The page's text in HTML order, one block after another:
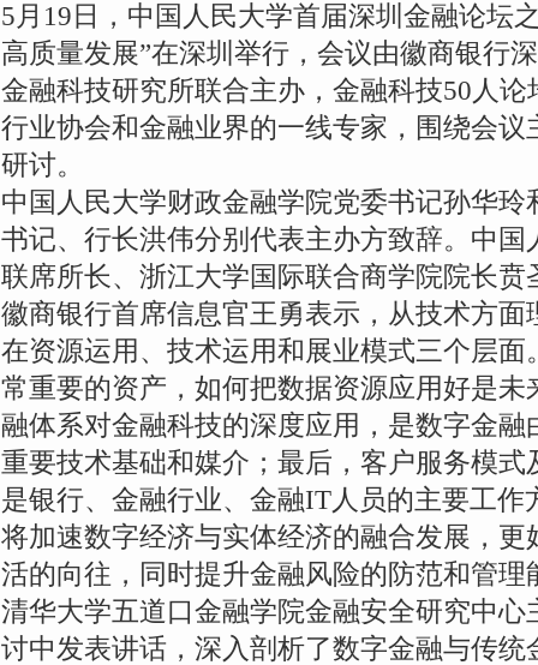
5月19日，中国人民大学首届深圳金融论坛
高质量发展”在深圳举行，会议由徽商银行
金融科技研究所联合主办，金融科技50人
行业协会和金融业界的一线专家，围绕会
研讨。
中国人民大学财政金融学院党委书记孙华
书记、行长洪伟分别代表主办方致辞。中
联席所长、浙江大学国际联合商学院院长贲
徽商银行首席信息官王勇表示，从技术方
在资源运用、技术运用和展业模式三个层
常重要的资产，如何把数据资源应用好是
融体系对金融科技的深度应用，是数字金
重要技术基础和媒介；最后，客户服务模
是银行、金融行业、金融IT人员的主要工作
将加速数字经济与实体经济的融合发展，
活的向往，同时提升金融风险的防范和管理
清华大学五道口金融学院金融安全研究中
讨中发表讲话，深入剖析了数字金融与传